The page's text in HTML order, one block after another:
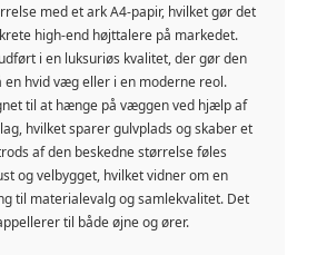
med et ark A4-papir, hvilket gør det
high-end højttalere på markedet.
i en luksuriøs kvalitet, der gør den
en hvid væg eller i en moderne reol.
til at hænge på væggen ved hjælp af
hvilket sparer gulvplads og skaber et
af den beskedne størrelse føles
og velbygget, hvilket vidner om en
til materialevalg og samlekvalitet. Det
til både øjne og ører.